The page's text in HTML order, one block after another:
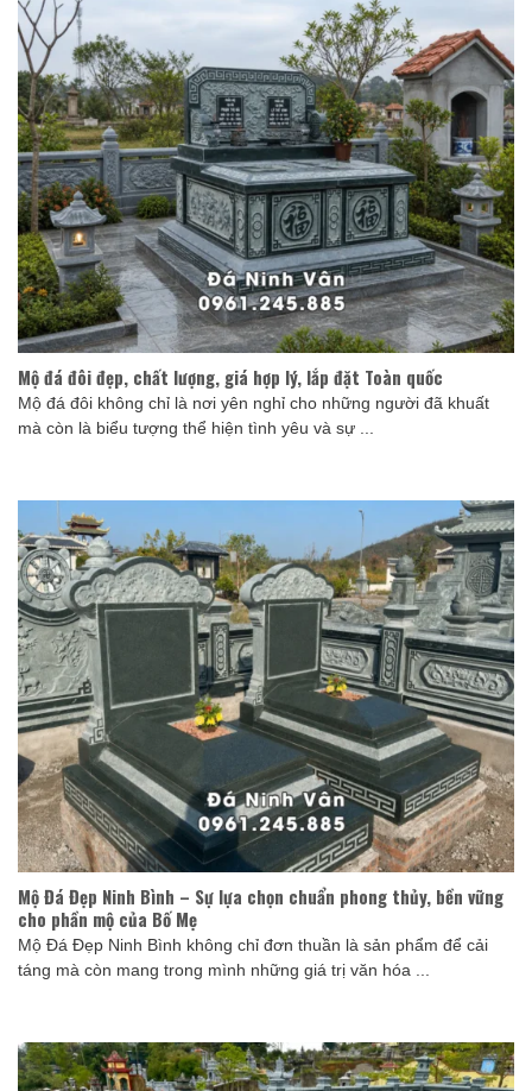
Mộ đá đôi đẹp, chất lượng, giá hợp lý, lắp đặt Toàn quốc
Mộ đá đôi không chỉ là nơi yên nghỉ cho những người đã khuất
mà còn là biểu tượng thể hiện tình yêu và sự ...
Mộ Đá Đẹp Ninh Bình – Sự lựa chọn chuẩn phong thủy, bền vững
cho phần mộ của Bố Mẹ
Mộ Đá Đẹp Ninh Bình không chỉ đơn thuần là sản phẩm để cải
táng mà còn mang trong mình những giá trị văn hóa ...